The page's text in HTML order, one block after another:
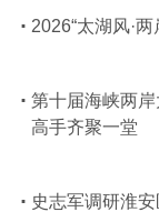
2026“太湖风·
第十届海峡两
高手齐聚一堂
史志军调研淮